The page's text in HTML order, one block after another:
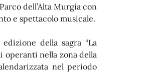
dell’Alta Murgia con
e spettacolo musicale.
della sagra “La
operanti nella zona della
nel periodo